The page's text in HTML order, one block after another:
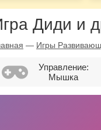
Диди и
— Игры
Управление:
Мышка